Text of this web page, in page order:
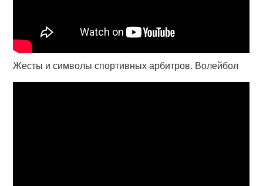
Жесты и символы спортивных арбитров. Волейбол